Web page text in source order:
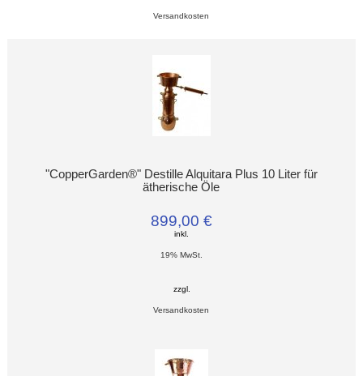
Versandkosten
"CopperGarden®" Destille Alquitara Plus 10 Liter für
ätherische Öle
899,00 €
inkl.
19% MwSt.
zzgl.
Versandkosten